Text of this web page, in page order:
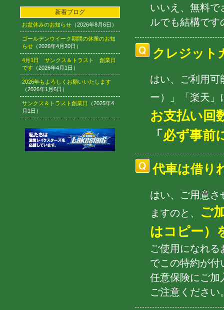
新着ブログ
お盆休みのお知らせ （2026年8月6日）
ゴールデンウイーク期間の休業のお知
らせ （2026年4月20日）
4月1日 サンクス＆トラスト 創業日
です （2026年4月1日）
2026年もよろしくお願いいたします
（2026年1月6日）
サンクス＆トラスト創業日
（2025年4
月1日）
いいえ、無料で
ルでも結構で
クレジット
はい、ご利用可
ー）」「楽天
お支払い回
「 必ず事前
代車は借り
はい、ご用意さ
ますのと、
ご
はコピー）
ご使用になれ
でこの特約が付
任意保険にご加
ご注意ください